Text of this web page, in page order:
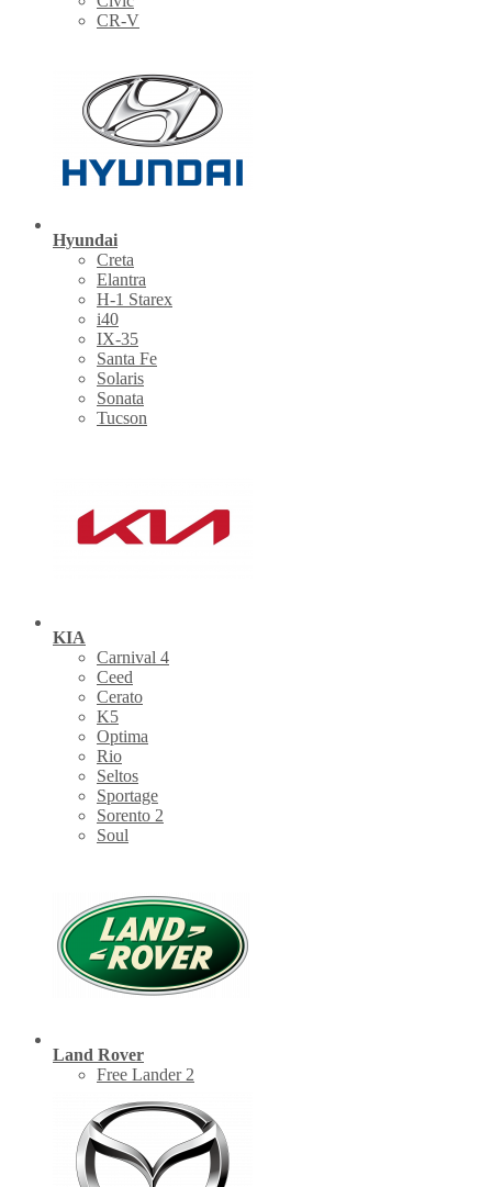
CR-V
Hyundai
Creta
Elantra
H-1 Starex
i40
IX-35
Santa Fe
Solaris
Sonata
Tucson
KIA
Carnival 4
Ceed
Cerato
K5
Optima
Rio
Seltos
Sportage
Sorento 2
Soul
Land Rover
Free Lander 2